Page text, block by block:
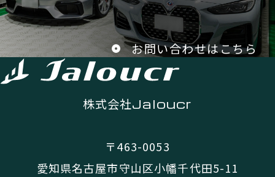
お問い合わせはこちら
株式会社Jaloucr
〒463-0053
愛知県名古屋市守山区小幡千代田5-11